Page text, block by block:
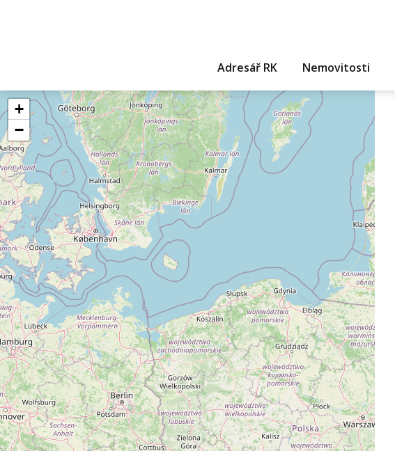
Adresář RK Nemovitosti
+
−